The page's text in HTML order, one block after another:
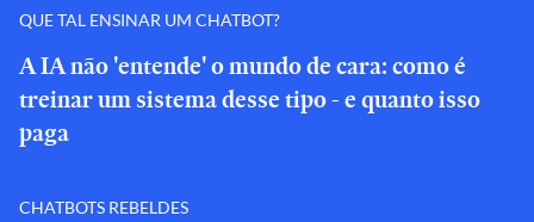
QUE TAL ENSINAR UM CHATBOT?
A IA não 'entende' o mundo de cara: como é
treinar um sistema desse tipo - e quanto isso
paga
CHATBOTS REBELDES